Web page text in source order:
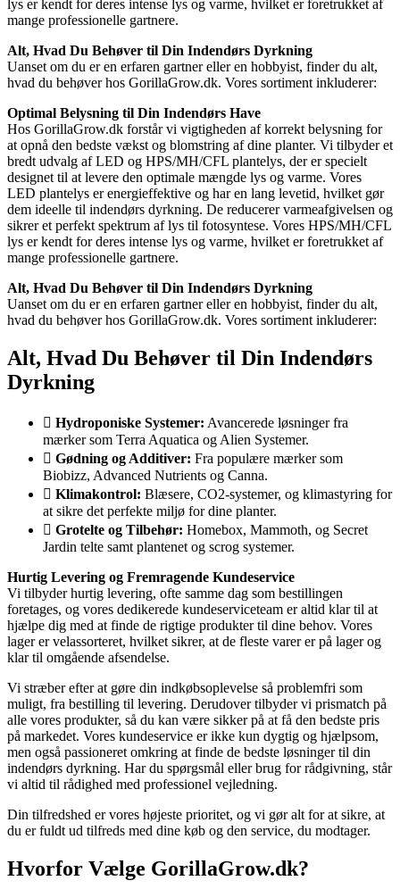
lys er kendt for deres intense lys og varme, hvilket er foretrukket af
mange professionelle gartnere.
Alt, Hvad Du Behøver til Din Indendørs Dyrkning
Uanset om du er en erfaren gartner eller en hobbyist, finder du alt,
hvad du behøver hos GorillaGrow.dk. Vores sortiment inkluderer:
Optimal Belysning til Din Indendørs Have
Hos GorillaGrow.dk forstår vi vigtigheden af korrekt belysning for
at opnå den bedste vækst og blomstring af dine planter. Vi tilbyder et
bredt udvalg af LED og HPS/MH/CFL plantelys, der er specielt
designet til at levere den optimale mængde lys og varme. Vores
LED plantelys er energieffektive og har en lang levetid, hvilket gør
dem ideelle til indendørs dyrkning. De reducerer varmeafgivelsen og
sikrer et perfekt spektrum af lys til fotosyntese. Vores HPS/MH/CFL
lys er kendt for deres intense lys og varme, hvilket er foretrukket af
mange professionelle gartnere.
Alt, Hvad Du Behøver til Din Indendørs Dyrkning
Uanset om du er en erfaren gartner eller en hobbyist, finder du alt,
hvad du behøver hos GorillaGrow.dk. Vores sortiment inkluderer:
Alt, Hvad Du Behøver til Din Indendørs
Dyrkning
Hydroponiske Systemer: Avancerede løsninger fra
mærker som Terra Aquatica og Alien Systemer.
Gødning og Additiver: Fra populære mærker som
Biobizz, Advanced Nutrients og Canna.
Klimakontrol: Blæsere, CO2-systemer, og klimastyring for
at sikre det perfekte miljø for dine planter.
Grotelte og Tilbehør: Homebox, Mammoth, og Secret
Jardin telte samt plantenet og scrog systemer.
Hurtig Levering og Fremragende Kundeservice
Vi tilbyder hurtig levering, ofte samme dag som bestillingen
foretages, og vores dedikerede kundeserviceteam er altid klar til at
hjælpe dig med at finde de rigtige produkter til dine behov. Vores
lager er velassorteret, hvilket sikrer, at de fleste varer er på lager og
klar til omgående afsendelse.
Vi stræber efter at gøre din indkøbsoplevelse så problemfri som
muligt, fra bestilling til levering. Derudover tilbyder vi prismatch på
alle vores produkter, så du kan være sikker på at få den bedste pris
på markedet. Vores kundeservice er ikke kun dygtig og hjælpsom,
men også passioneret omkring at finde de bedste løsninger til din
indendørs dyrkning. Har du spørgsmål eller brug for rådgivning, står
vi altid til rådighed med professionel vejledning.
Din tilfredshed er vores højeste prioritet, og vi gør alt for at sikre, at
du er fuldt ud tilfreds med dine køb og den service, du modtager.
Hvorfor Vælge GorillaGrow.dk?